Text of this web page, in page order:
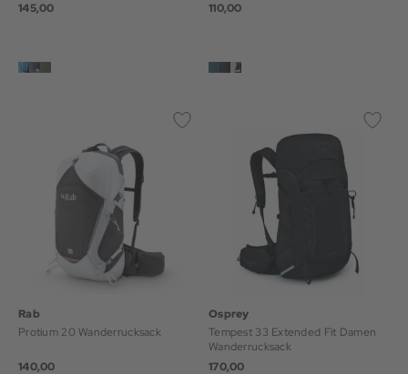
145,00 110,00
Rab
Protium 20 Wanderrucksack
140,00
Osprey
Tempest 33 Extended Fit Damen
Wanderrucksack
170,00